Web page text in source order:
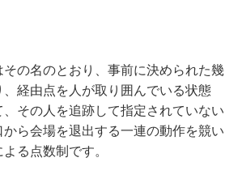
の名のとおり、事前に決められた幾
経由点を人が取り囲んでいる状態
その人を追跡して指定されていない
ら会場を退出する一連の動作を競い
る点数制です。